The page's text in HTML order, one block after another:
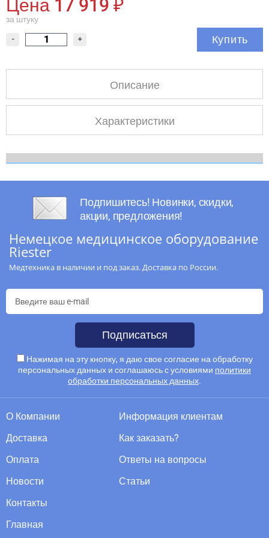
Цена 17 919 ₽
за штуку
- + Купить
Описание
Характеристики
Подпишитесь! Новинки, скидки,
акции, предложения!
Немецкое медицинское оборудование
Riester
Медтехника в наличии и под заказ. Доставка по России.
Подписаться
Нажимая на эту кнопку, я даю свое согласие на обработку
персональных данных и соглашаюсь с условиями политики
обработки персональных данных.
О Компании
Доставка
Оплата
Новости
Информация клиентам
Как заказать?
Ответы на вопросы
Статьи
Контакты
Главная